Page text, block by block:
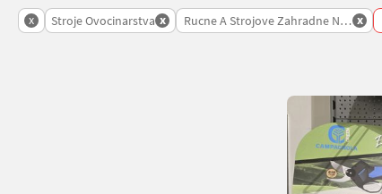
x Stroje Ovocinarstva x Rucne A Strojove Zahradne Noznice
x